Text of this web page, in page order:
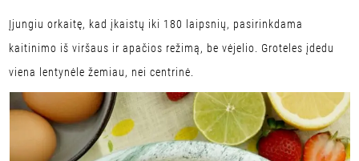
Įjungiu orkaitę, kad įkaistų iki 180 laipsnių, pasirinkdama
kaitinimo iš viršaus ir apačios režimą, be vėjelio. Groteles įdedu
viena lentynėle žemiau, nei centrinė.